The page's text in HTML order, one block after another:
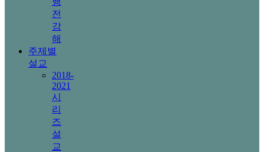
전
강
해
주제별
설교
2018-
2021
시
리
즈
설
교